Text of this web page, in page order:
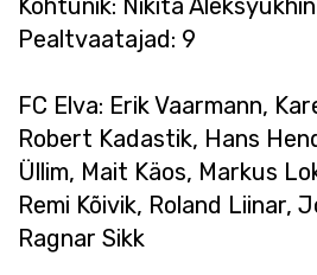
Kohtunik: Nikita Aleksyukhin
Pealtvaatajad: 9
FC Elva: Erik Vaarmann,
Robert Kadastik, Hans
Üllim, Mait Käos, Markus
Remi Kõivik, Roland Liinar,
Ragnar Sikk